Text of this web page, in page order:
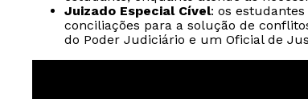
Juizado Especial Cível: os
conciliações para a solução de
do Poder Judiciário e um Oficial de